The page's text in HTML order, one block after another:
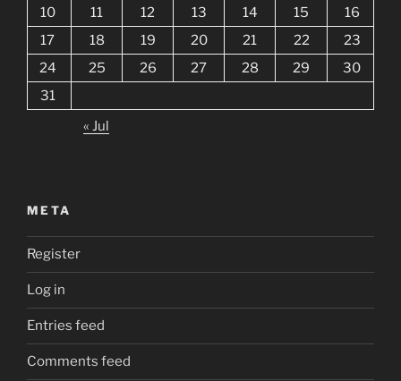
10
11 12 13 14 15
16
17
18 19 20 21 22
23
24
25 26 27 28 29
30
31
« Jul
META
Register
Log in
Entries feed
Comments feed